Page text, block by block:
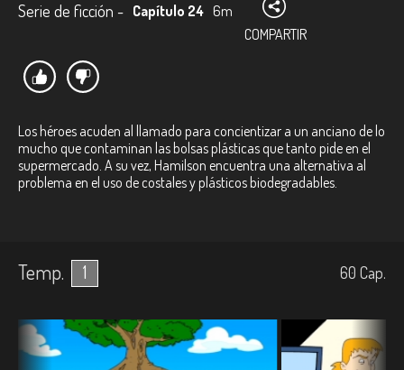
Serie de ficción - Capítulo 24 6m
COMPARTIR
Los héroes acuden al llamado para concientizar a un anciano de lo
mucho que contaminan las bolsas plásticas que tanto pide en el
supermercado. A su vez, Hamilson encuentra una alternativa al
problema en el uso de costales y plásticos biodegradables.
Temp. 1 60 Cap.